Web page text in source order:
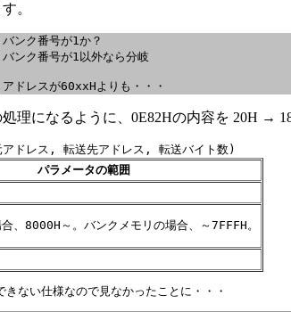
。
番号が1か？
番号が1以外なら分岐
スが60xxHよりも・・・
理になるように、0E82Hの内容を 20H →
アドレス, 転送先アドレス, 転送バイト数)
パラメータの範囲
、8000H～。バンクメモリの場合、～7FFFH。
ない仕様なので見なかったことに・・・